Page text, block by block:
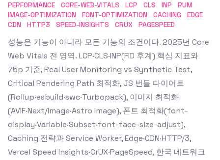
PERFORMANCE CORE-WEB-VITALS LCP CLS INP
RUM
IMAGE-OPTIMIZATION
FONT-OPTIMIZATION CACHING
EDGE
CDN
HTTP3 SPEED-INSIGHTS CRUX PAGESPEED
성능은 기능이 아니라 모든 기능의 조건이다. 2025년 Core
Web Vitals 전 영역. LCP·CLS·INP(FID 후계) 핵심 지표와
75p 기준, Real User Monitoring vs Synthetic Test,
Critical Rendering Path 최적화, JS 번들 다이어트
(Rollup·esbuild·swc·Turbopack), 이미지 최적화
(AVIF·Next/Image·Astro Image), 폰트 최적화(font-
display·Variable·Subset·font-face-size-adjust),
Caching 전략과 Service Worker, Edge·CDN·HTTP/3,
Vercel Speed Insights·CrUX·PageSpeed, 한국 네트워크